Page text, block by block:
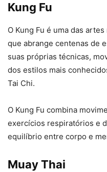
Kung Fu
O Kung Fu é uma das
que abrange centenas de
suas próprias técnicas,
dos estilos mais
Tai Chi.
O Kung Fu combina
exercícios respiratórios e
equilíbrio entre corpo e
Muay Thai